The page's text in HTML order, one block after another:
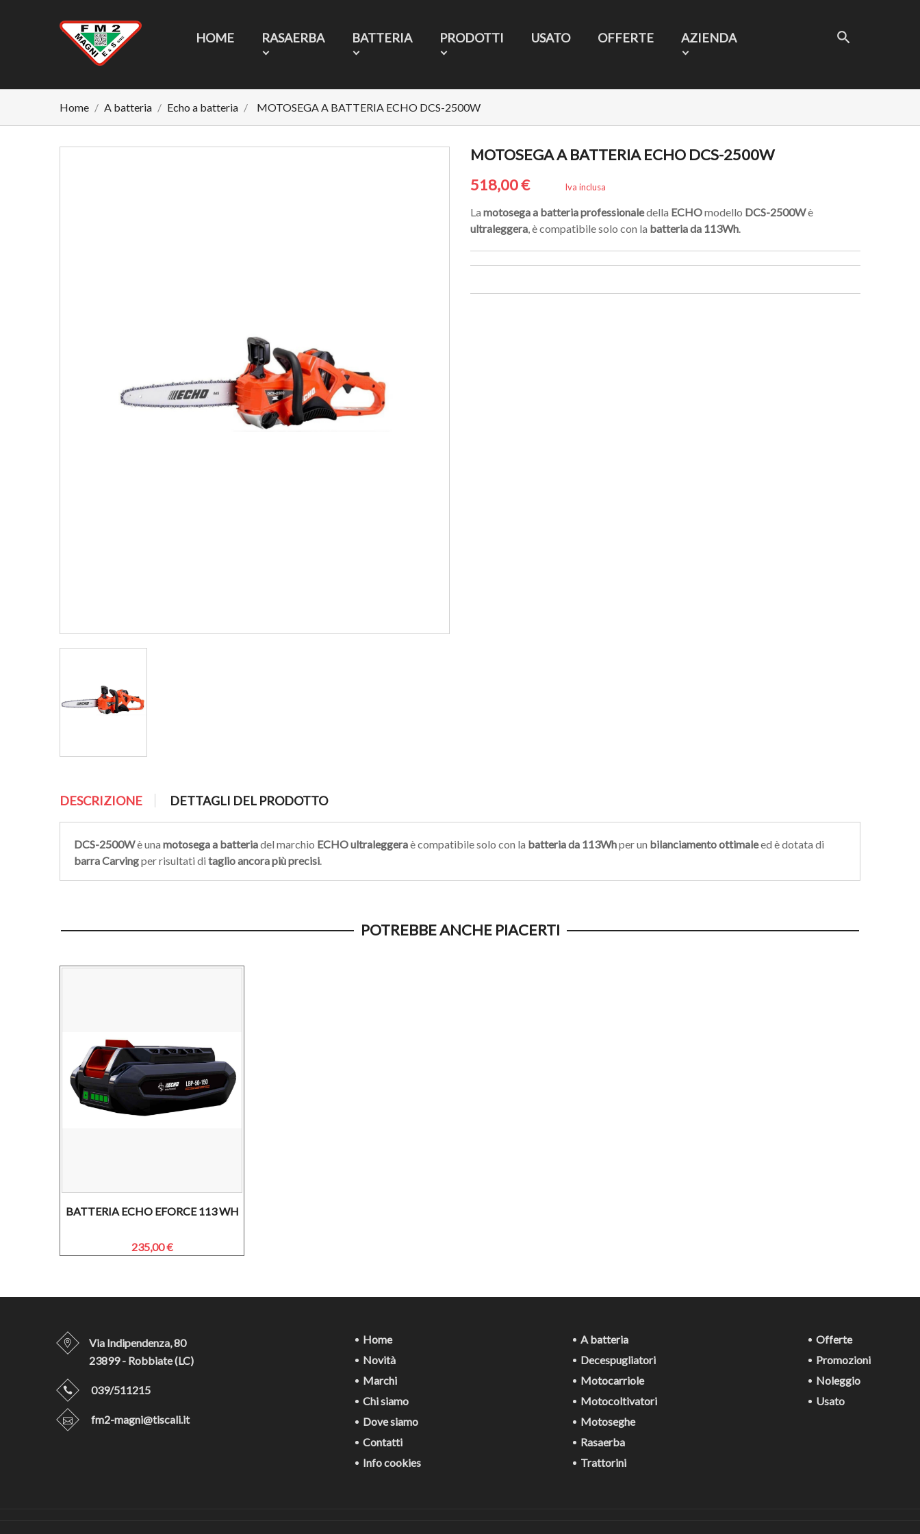
HOME RASAERBA BATTERIA PRODOTTI USATO OFFERTE AZIENDA
Home A batteria Echo a batteria MOTOSEGA A BATTERIA ECHO DCS-2500W
MOTOSEGA A BATTERIA ECHO DCS-2500W
518,00 €
Iva inclusa
La motosega a batteria professionaledella ECHOmodello DCS-2500Wè
ultraleggera, è compatibile solo con la batteria da 113Wh.
DESCRIZIONE DETTAGLI DEL PRODOTTO
DCS-2500Wè una motosega a batteriadel marchio ECHOultraleggeraè compatibile solo con la batteria da 113Whper un bilanciamento ottimaleed è dotata di
barra Carvingper risultati di taglio ancora più precisi.
POTREBBE ANCHE PIACERTI
BATTERIA ECHO EFORCE 113 WH
235,00 €
Via Indipendenza, 80
23899 - Robbiate (LC)
039/511215
fm2-magni@tiscali.it
Home
Novità
Marchi
Chi siamo
Dove siamo
Contatti
Info cookies
A batteria
Decespugliatori
Motocarriole
Motocoltivatori
Motoseghe
Rasaerba
Trattorini
Offerte
Promozioni
Noleggio
Usato